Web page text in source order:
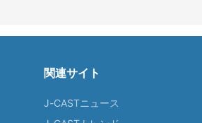
関連サイト
J-CASTニュース